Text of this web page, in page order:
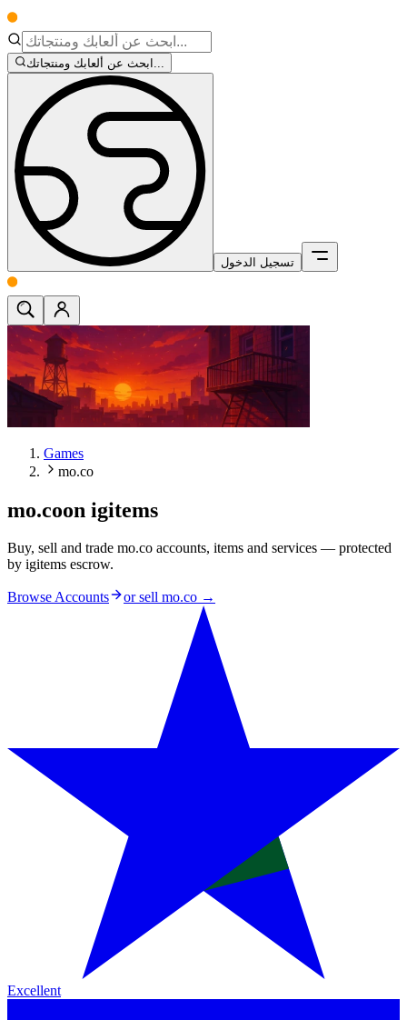
ابحث عن ألعابك ومنتجاتك...
تسجيل الدخول
Games
mo.co
mo.coon igitems
Buy, sell and trade mo.co accounts, items and services — protected
by igitems escrow.
Browse Accounts or sell mo.co →
Excellent